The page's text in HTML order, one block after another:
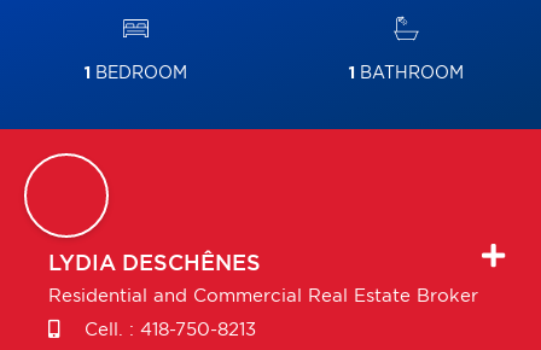
1 BEDROOM 1 BATHROOM
LYDIA DESCHÊNES
Residential and Commercial Real Estate Broker
Cell. : 418-750-8213